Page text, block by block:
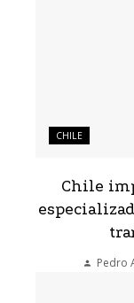
CHILE
Chile
Pedro